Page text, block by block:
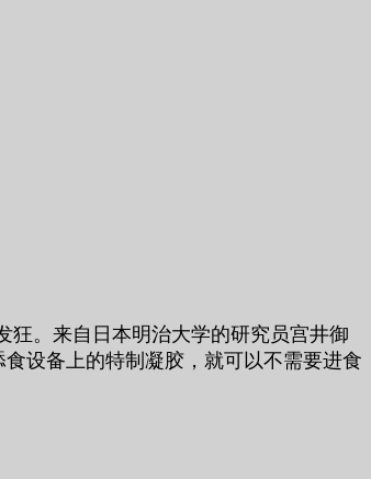
狂。来自日本明治大学的研究员宫井御
设备上的特制凝胶，就可以不需要进食